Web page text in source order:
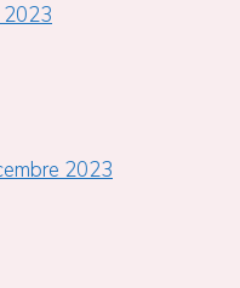
2023
2023